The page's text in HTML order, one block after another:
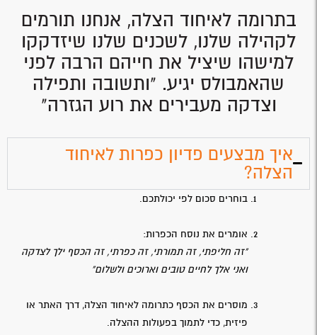
בתרומה לאיחוד הצלה, אנחנו תורמים
לקהילה שלנו, לשכנים שלנו שיזדקקו
למישהו שיציל את חייהם הרבה לפני
שהאמבולס יגיע. "ותשובה ותפילה
וצדקה מעבירים את רוע הגזרה"
איך מבצעים פדיון כפרות לאיחוד
הצלה?
בוחרים סכום לפי יכולתכם.
אומרים את נוסח הכפרות:
"זה חליפתי, זה תמורתי, זה כפרתי, זה הכסף ילך לצדקה
ואני אלך לחיים טובים וארוכים ולשלום"
מוסרים את הכסף כתרומה לאיחוד הצלה, דרך האתר או
פיזית, כדי לתמוך בפעולות ההצלה.